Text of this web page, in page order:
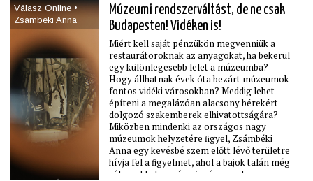
szakmai viták, hanem hivatali
visszaélésekkel súlyosbított
műemlékrombolások voltak. Bátonyi
beszél Lázár János minisztériumáról, a
Dorothea Hotelről, az
Agrárminisztériumról, a Körszállóról, a
Gellért Szállóról és arról is, hogy a
választás előtt dolgozott a Tisza
műemlékvédelmi programján. Azt reméli,
hogy a műemlékvédelem végre önálló,
szakmailag autonóm intézményt kap –
olyat, amelyben neki is feladata lehet. Mert
szerinte „ha a műemlékesek orvosok, akkor
az orvosoknak kórház kell”.
Válasz Online •
Zsámbéki Anna
Múzeumi rendszerváltást, de ne csak
Budapesten! Vidéken is!
Miért kell saját pénzükön megvenniük a
restaurátoroknak az anyagokat, ha bekerül
egy különlegesebb lelet a múzeumba?
Hogy állhatnak évek óta bezárt múzeumok
fontos vidéki városokban? Meddig lehet
építeni a megalázóan alacsony bérekért
dolgozó szakemberek elhivatottságára?
Miközben mindenki az országos nagy
múzeumok helyzetére ﬁgyel, Zsámbéki
Anna egy kevésbé szem előtt lévő területre
hívja fel a ﬁgyelmet, ahol a bajok talán még
súlyosabbak: a városi múzeumok